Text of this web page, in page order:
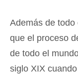
Además de
que el proceso
de todo el
siglo XIX